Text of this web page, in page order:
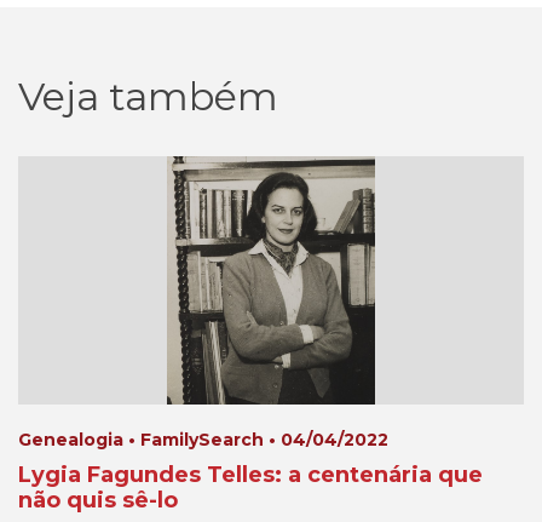
Veja também
Genealogia • FamilySearch • 04/04/2022
Lygia Fagundes Telles: a centenária que
não quis sê-lo